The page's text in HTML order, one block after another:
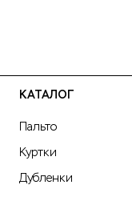
КАТАЛОГ
Пальто
Куртки
Дубленки